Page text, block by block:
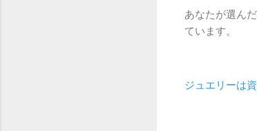
あなたが選ん
ています。
ジュエリーは